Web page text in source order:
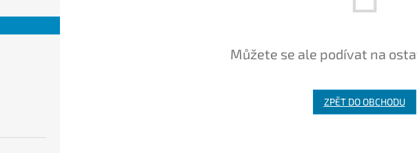
Můžete se ale podívat na
ZPĚT DO OBCHODU